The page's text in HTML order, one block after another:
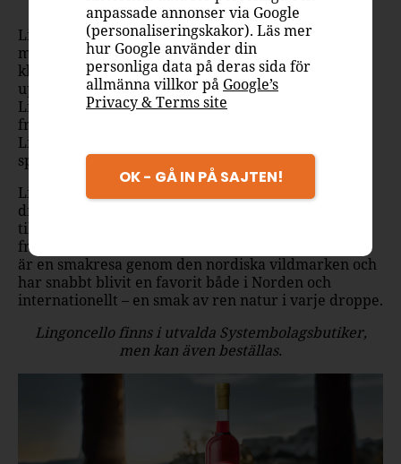
Lingoncello är den perfekta avslutningen på en
måltid – men även en fantastisk drinkbas som ger
klassiska cocktails en unik, nordisk twist! Från en
uppfriskande Lingoncello Spritz till den eleganta
Lingoncello Negroni eller blanda med tonic för en
fruktig drink. Eller varför inte en Lingon Royal, där
Lingoncello kombineras med bubbel – för en
sprakande och smakrik skål med nordisk twist.
Lingon passar brett för olika mat- och
dryckessäsonger, helt enkelt perfekt för många
tillfällen. Slå på en skvätt Lingoncello för att ge en
fräsch smak till desserter och bakverk. Lingoncello
är en smakresa genom den nordiska vildmarken och
har snabbt blivit en favorit både i Norden och
internationellt – en smak av ren natur i varje droppe.
Lingoncello finns i utvalda Systembolagsbutiker,
men kan även beställas.
anpassade annonser via Google
(personaliseringskakor). Läs mer
hur Google använder din
personliga data på deras sida för
allmänna villkor på Google’s
Privacy & Terms site
OK - GÅ IN PÅ SAJTEN!